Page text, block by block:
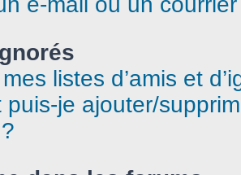
listes d’amis et
puis-je ajouter/